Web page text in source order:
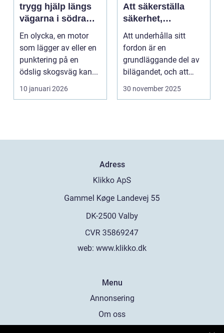
trygg hjälp längs
vägarna i södra
lappland
En olycka, en motor
som lägger av eller en
punktering på en
ödslig skogsväg kan...
10 januari 2026
Att säkerställa
säkerhet,
prestanda och
hållbarhet
Att underhålla sitt
fordon är en
grundläggande del av
bilägandet, och att
g&oum...
30 november 2025
Adress
web: www.klikko.dk
Menu
Annonsering
Om oss